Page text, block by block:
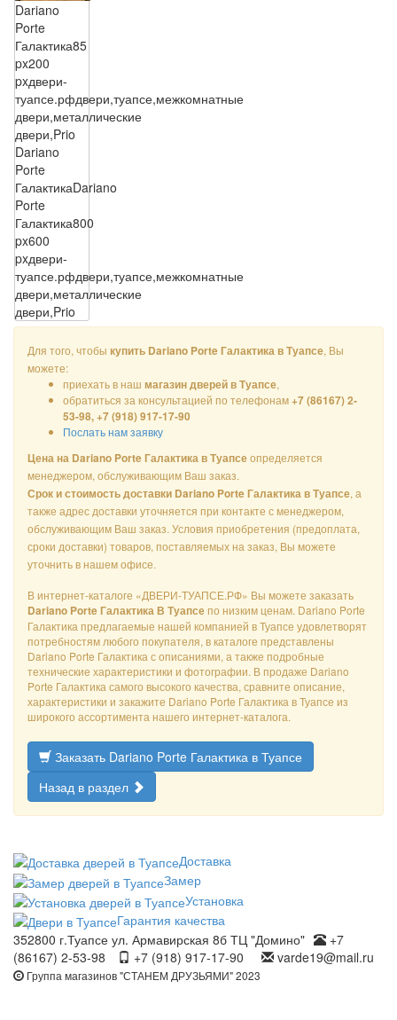
Dariano
Porte
Галактика85
px200
pxдвери-
туапсе.рфдвери,туапсе,межкомнатные
двери,металлические
двери,Prio
Dariano
Porte
ГалактикаDariano
Porte
Галактика800
px600
pxдвери-
туапсе.рфдвери,туапсе,межкомнатные
двери,металлические
двери,Prio
Для того, чтобы купить Dariano Porte Галактика в Туапсе, Вы
можете:
приехать в наш магазин дверей в Туапсе,
обратиться за консультацией по телефонам+7 (86167) 2-
53-98, +7 (918) 917-17-90
Послать нам заявку
Цена на Dariano Porte Галактика в Туапсеопределяется
менеджером, обслуживающим Ваш заказ.
Срок и стоимость доставки Dariano Porte Галактика в Туапсе, а
также адрес доставки уточняется при контакте с менеджером,
обслуживающим Ваш заказ. Условия приобретения (предоплата,
сроки доставки) товаров, поставляемых на заказ, Вы можете
уточнить в нашем офисе.
В интернет-каталоге «ДВЕРИ-ТУАПСЕ.РФ» Вы можете заказать
Dariano Porte Галактика В Туапсепо низким ценам. Dariano Porte
Галактика предлагаемые нашей компанией в Туапсе удовлетворят
потребностям любого покупателя, в каталоге представлены
Dariano Porte Галактика с описаниями, а также подробные
технические характеристики и фотографии. В продаже Dariano
Porte Галактика самого высокого качества, сравните описание,
характеристики и закажите Dariano Porte Галактика в Туапсе из
широкого ассортимента нашего интернет-каталога.
Заказать Dariano Porte Галактика в Туапсе
Назад в раздел
Доставка
Замер
Установка
Гарантия качества
352800 г.Туапсе ул. Армавирская 8б ТЦ "Домино"
+7
(86167) 2-53-98
+7 (918) 917-17-90 varde19@mail.ru
Группа магазинов "СТАНЕМ ДРУЗЬЯМИ" 2023